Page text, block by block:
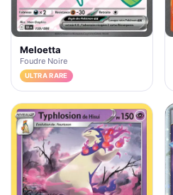
Meloetta
Foudre Noire
ULTRA RARE